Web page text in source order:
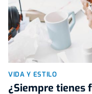
VIDA Y ESTILO
¿Siempre tienes